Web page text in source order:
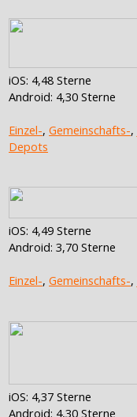
iOS: 4,48 Sterne
Android: 4,30 Sterne
Einzel-, Gemeinschafts-,
Depots
iOS: 4,49 Sterne
Android: 3,70 Sterne
Einzel-, Gemeinschafts-,
iOS: 4,37 Sterne
Android: 4,30 Sterne